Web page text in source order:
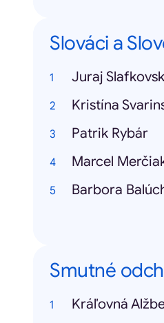
Slováci a
Juraj
Kristína
Patrik Rybár
Marcel
Barbora
Smutné
Kráľovná